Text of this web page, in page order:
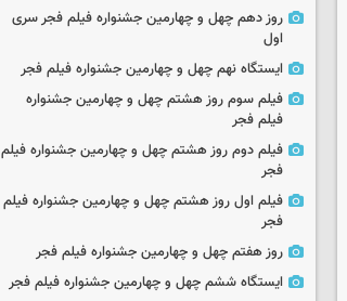
روز دهم چهل و چهارمین جشنواره فیلم فجر سری
اول
ایستگاه نهم چهل و چهارمین جشنواره فیلم فجر
فیلم سوم روز هشتم چهل و چهارمین جشنواره
فیلم فجر
فیلم دوم روز هشتم چهل و چهارمین جشنواره فیلم
فجر
فیلم اول روز هشتم چهل و چهارمین جشنواره فیلم
فجر
روز هفتم چهل و چهارمین جشنواره فیلم فجر
ایستگاه ششم چهل و چهارمین جشنواره فیلم فجر